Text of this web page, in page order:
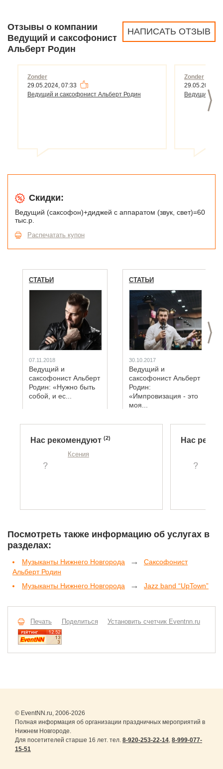
НАПИСАТЬ ОТЗЫВ
Отзывы о компании
Ведущий и саксофонист
Альберт Родин
>
Zonder
29.05.2024, 07:33
Ведущий и саксофонист Альберт Родин
Zonder
29.05.2024,
Ведущий и
Скидки:
Ведущий (саксофон)+диджей с аппаратом (звук, свет)=60
тыс.р.
Распечатать купон
>
СТАТЬИ
07.11.2018
Ведущий и
саксофонист Альберт
Родин: «Нужно быть
собой, и ес...
СТАТЬИ
30.10.2017
Ведущий и
саксофонист Альберт
Родин:
«Импровизация - это
моя...
Нас рекомендуют (2)
Ксения
Нас
Посмотреть также информацию об услугах в
разделах:
Музыканты Нижнего Новгорода →
Саксофонист
Альберт Родин
Музыканты Нижнего Новгорода
→ Jazz band “UpTown”
Печать Поделиться Установить счетчик Eventnn.ru
© EventNN.ru, 2006-2026
Полная информация об организации праздничных мероприятий в
Нижнем Новгороде.
Для посетителей старше 16 лет. тел. 8-920-253-22-14, 8-999-077-
15-51